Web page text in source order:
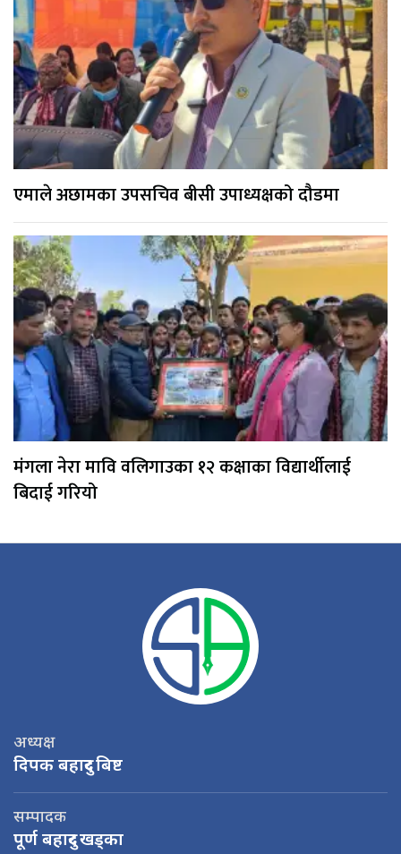
एमाले अछामका उपसचिव बीसी उपाध्यक्षको दौडमा
मंगला नेरा मावि वलिगाउका १२ कक्षाका विद्यार्थीलाई
बिदाई गरियो
अध्यक्ष
दिपक बहादुर बिष्ट
सम्पादक
पूर्ण बहादुर खड्का